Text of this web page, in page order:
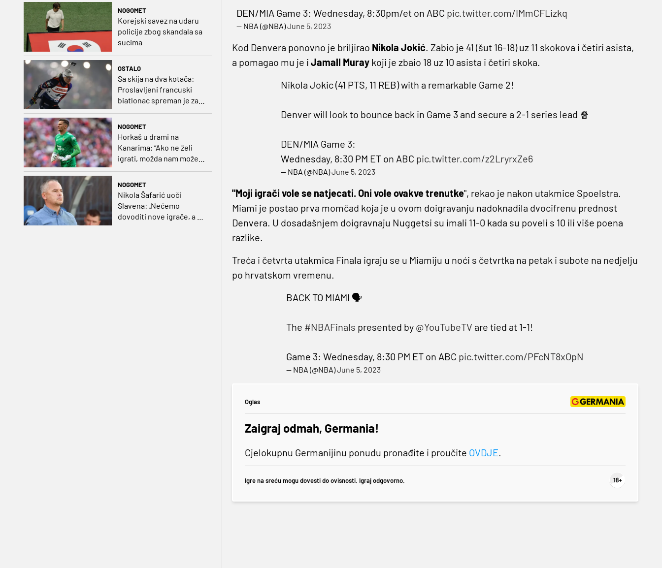
NOGOMET
Korejski savez na udaru
policije zbog skandala sa
sucima
OSTALO
Sa skija na dva kotača:
Proslavljeni francuski
biatlonac spreman je za
debi u profesionalnom
NOGOMET
Horkaš u drami na
Kanarima: “Ako ne želi
igrati, možda nam može
NOGOMET
Nikola Šafarić uoči
Slavena: „Nećemo
dovoditi nove igrače, a o
DEN/MIA Game 3: Wednesday, 8:30pm/et on ABC pic.twitter.com/IMmCFLizkq
— NBA (@NBA)June 5, 2023
Kod Denvera ponovno je briljirao Nikola Jokić. Zabio je 41 (šut 16-18) uz 11 skokova i četiri asista,
a pomagao mu je i Jamall Muray koji je zbaio 18 uz 10 asista i četiri skoka.
Nikola Jokic (41 PTS, 11 REB) with a remarkable Game 2!
Denver will look to bounce back in Game 3 and secure a 2-1 series lead 🍿
DEN/MIA Game 3:
Wednesday, 8:30 PM ET on ABC pic.twitter.com/z2LryrxZe6
— NBA (@NBA)June 5, 2023
"Moji igrači vole se natjecati. Oni vole ovakve trenutke", rekao je nakon utakmice Spoelstra.
Miami je postao prva momčad koja je u ovom doigravanju nadoknadila dvocifrenu prednost
Denvera. U dosadašnjem doigravnaju Nuggetsi su imali 11-0 kada su poveli s 10 ili više poena
razlike.
Treća i četvrta utakmica Finala igraju se u Miamiju u noći s četvrtka na petak i subote na nedjelju
po hrvatskom vremenu.
BACK TO MIAMI 🗣
The #NBAFinals presented by @YouTubeTV are tied at 1-1!
Game 3: Wednesday, 8:30 PM ET on ABC pic.twitter.com/PFcNT8xOpN
— NBA (@NBA)June 5, 2023
Oglas
Zaigraj odmah, Germania!
Cjelokupnu Germanijinu ponudu pronađite i proučite OVDJE.
Igre na sreću mogu dovesti do ovisnosti. Igraj odgovorno.